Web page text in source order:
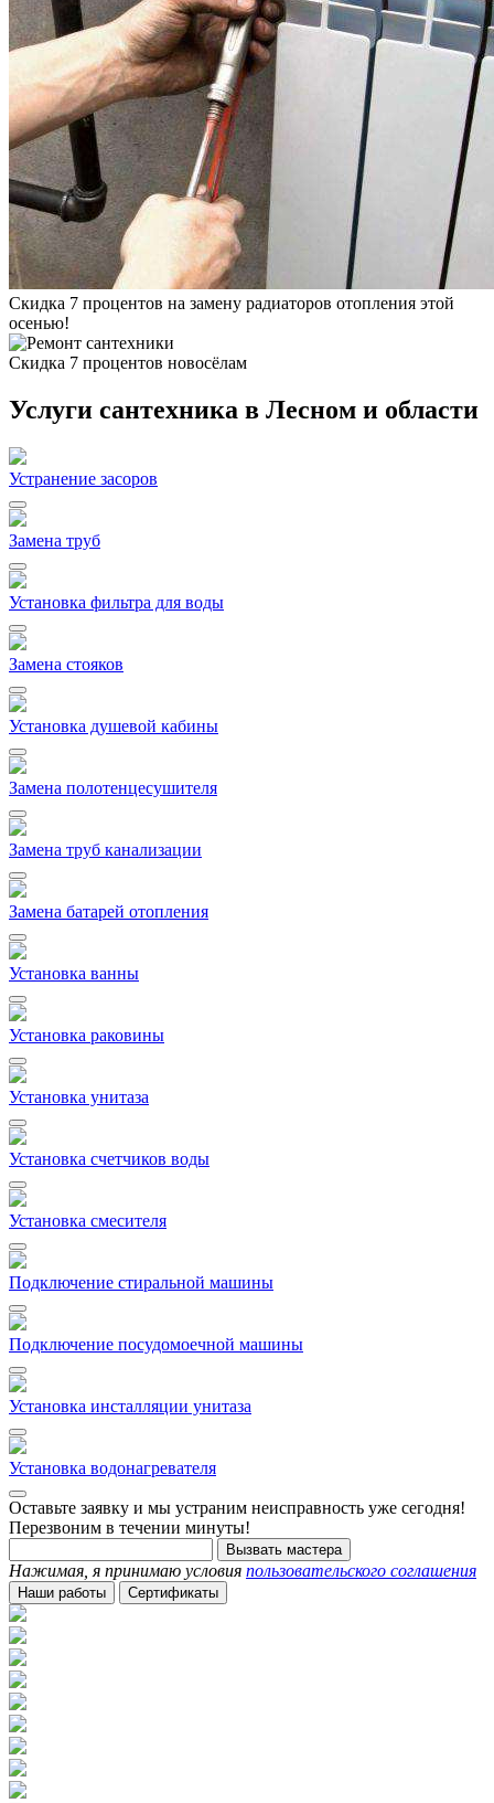
Скидка 7 процентов на замену радиаторов отопления этой
осенью!
Скидка 7 процентов новосёлам
Услуги сантехника в Лесном и области
Устранение засоров
Замена труб
Установка фильтра для воды
Замена стояков
Установка душевой кабины
Замена полотенцесушителя
Замена труб канализации
Замена батарей отопления
Установка ванны
Установка раковины
Установка унитаза
Установка счетчиков воды
Установка смесителя
Подключение стиральной машины
Подключение посудомоечной машины
Установка инсталляции унитаза
Установка водонагревателя
Оставьте заявку и мы устраним неисправность уже сегодня!
Перезвоним в течении минуты!
Вызвать мастера
Нажимая, я принимаю условия пользовательского соглашения
Наши работы Сертификаты